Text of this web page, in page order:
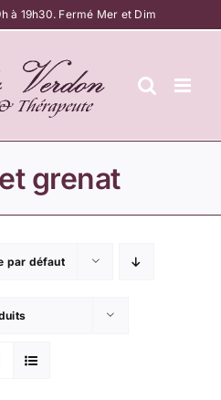
à 19h30. Fermé Mer et Dim
grenat
par défaut